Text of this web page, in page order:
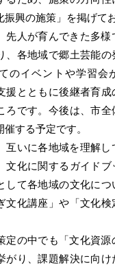
興の施策」を掲げて
先人が育んできた多様
、各地域で郷土芸能の
のイベントや学習会
援とともに後継者育成
ろです。今後は、市全
する予定です。
互いに各地域を理解し
文化に関するガイドブ
して各地域の文化に
文化講座」や「文化
定の中でも「文化資源
がり、課題解決に向け